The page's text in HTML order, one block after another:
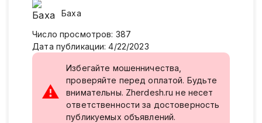
Баха
Число просмотров: 387
Дата публикации: 4/22/2023
⚠
Избегайте мошенничества,
проверяйте перед оплатой. Будьте
внимательны. Zherdesh.ru не несет
ответственности за достоверность
публикуемых объявлений.